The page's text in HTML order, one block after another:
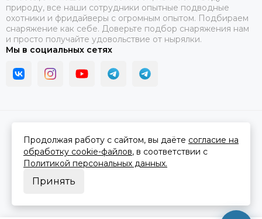
природу, все наши сотрудники опытные подводные
охотники и фридайверы с огромным опытом. Подбираем
снаряжение как себе. Доверьте подбор снаряжения нам
и просто получайте удовольствие от нырялки.
Мы в социальных сетях
Сделано вMOSK.STUDIOдля платформыInSales
Продолжая работу с сайтом, вы даёте согласие на
обработку cookie-файлов, в соответствии с
Политикой персональных данных.
Принять